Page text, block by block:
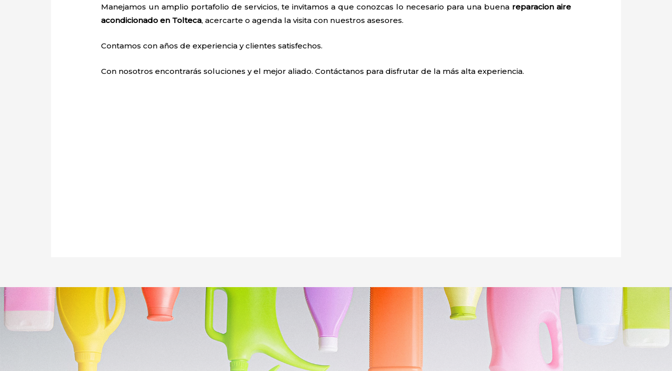
Manejamos un amplio portafolio de servicios, te invitamos a que conozcas lo necesario para una buena reparacion aire
acondicionado en Tolteca, acercarte o agenda la visita con nuestros asesores.
Contamos con años de experiencia y clientes satisfechos.
Con nosotros encontrarás soluciones y el mejor aliado. Contáctanos para disfrutar de la más alta experiencia.